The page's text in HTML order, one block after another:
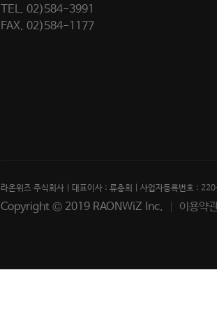
TEL. 02)584-3991
FAX. 02)584-1177
라온위즈 주식회사 | 대표이사 : 류충희 | 사업자등록번호 :
Copyright © 2019 RAONWiZ Inc. 이용약